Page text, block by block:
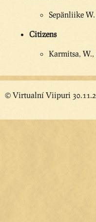
Sepänliike
Citizens
Karmitsa,
© Virtualní Viipuri